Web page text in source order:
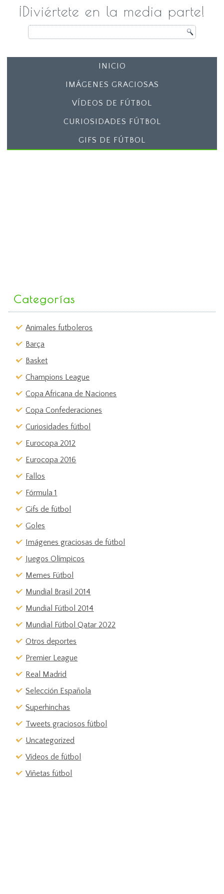
¡Diviértete en la media parte!
INICIO
IMÁGENES GRACIOSAS
VÍDEOS DE FÚTBOL
CURIOSIDADES FÚTBOL
GIFS DE FÚTBOL
Categorías
Animales futboleros
Barça
Basket
Champions League
Copa Africana de Naciones
Copa Confederaciones
Curiosidades fútbol
Eurocopa 2012
Eurocopa 2016
Fallos
Fórmula 1
Gifs de fútbol
Goles
Imágenes graciosas de fútbol
Juegos Olímpicos
Memes Fútbol
Mundial Brasil 2014
Mundial Fútbol 2014
Mundial Fútbol Qatar 2022
Otros deportes
Premier League
Real Madrid
Selección Española
Superhinchas
Tweets graciosos fútbol
Uncategorized
Vídeos de fútbol
Viñetas fútbol